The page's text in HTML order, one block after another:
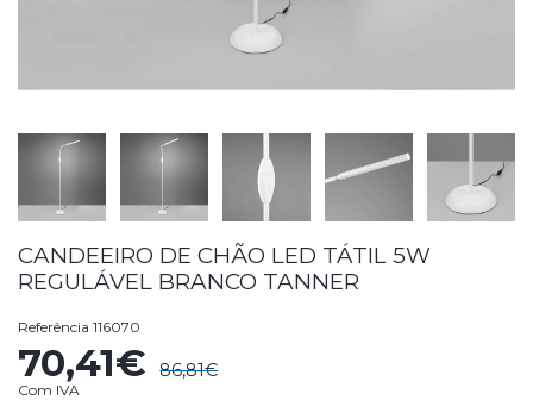
CANDEEIRO DE CHÃO LED TÁTIL 5W
REGULÁVEL BRANCO TANNER
Referência 116070
70,41€ 86,81€
Com IVA